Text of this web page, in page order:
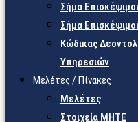
Σήμα
Σήμα
Κώδικας
Υπηρεσιών
Μελέτες / Πίνακες
Μελέτες
Στοιχεία ΜΗΤΕ